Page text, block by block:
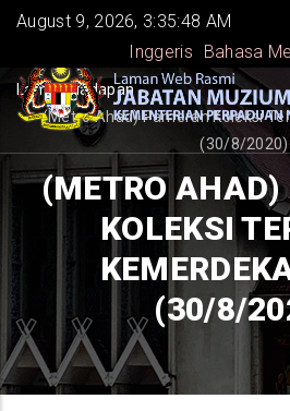
Skip
main
content
August 9, 2026, 3:35:49 AM
Inggeris
Bahasa
BREADCRUMB
Laman Hadapan -
(Metro Ahad) Pameran Koleksi
(30/8/2020)
(METRO AHAD)
KOLEKSI
(30/8/